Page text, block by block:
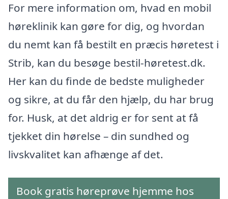
For mere information om, hvad en mobil
høreklinik kan gøre for dig, og hvordan
du nemt kan få bestilt en præcis høretest i
Strib, kan du besøge bestil-høretest.dk.
Her kan du finde de bedste muligheder
og sikre, at du får den hjælp, du har brug
for. Husk, at det aldrig er for sent at få
tjekket din hørelse – din sundhed og
livskvalitet kan afhænge af det.
Book gratis høreprøve hjemme hos